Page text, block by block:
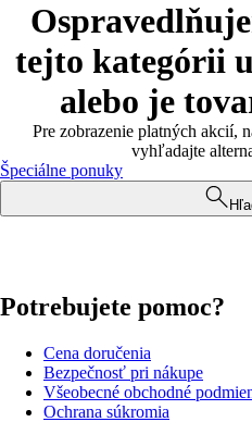
tejto kategórii
alebo je
Pre zobrazenie platných akcií,
vyhľadajte
Špeciálne ponuky
Potrebujete pomoc?
Cena doručenia
Bezpečnosť pri nákupe
Všeobecné obchodné
Ochrana súkromia